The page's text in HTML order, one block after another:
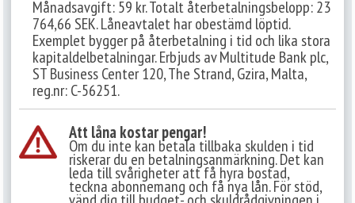
Månadsavgift: 59 kr. Totalt återbetalningsbelopp: 23
764,66 SEK. Låneavtalet har obestämd löptid.
Exemplet bygger på återbetalning i tid och lika stora
kapitaldelbetalningar. Erbjuds av Multitude Bank plc,
ST Business Center 120, The Strand, Gzira, Malta,
reg.nr: C-56251.
Att låna kostar pengar!
Om du inte kan betala tillbaka skulden i tid
riskerar du en betalningsanmärkning. Det kan
leda till svårigheter att få hyra bostad,
teckna abonnemang och få nya lån. För stöd,